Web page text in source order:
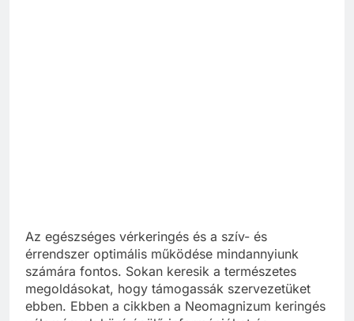
Az egészséges vérkeringés és a szív- és
érrendszer optimális működése mindannyiunk
számára fontos. Sokan keresik a természetes
megoldásokat, hogy támogassák szervezetüket
ebben. Ebben a cikkben a Neomagnizum keringés